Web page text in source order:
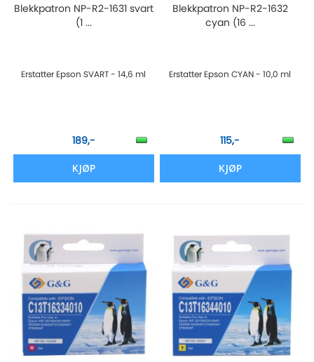
Blekkpatron NP-R2-1631 svart
(1 ...
Erstatter Epson SVART - 14,6 ml
189,-
KJØP
Blekkpatron NP-R2-1632
cyan (16 ...
Erstatter Epson CYAN - 10,0 ml
115,-
KJØP